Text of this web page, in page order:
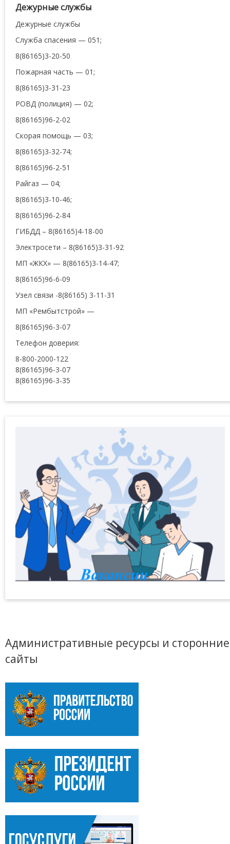
Дежурные службы
Дежурные службы
Служба спасения — 051;
8(86165)3-20-50
Пожарная часть — 01;
8(86165)3-31-23
РОВД (полиция) — 02;
8(86165)96-2-02
Скорая помощь — 03;
8(86165)3-32-74;
8(86165)96-2-51
Райгаз — 04;
8(86165)3-10-46;
8(86165)96-2-84
ГИБДД – 8(86165)4-18-00
Электросети – 8(86165)3-31-92
МП «ЖКХ» — 8(86165)3-14-47;
8(86165)96-6-09
Узел связи -8(86165) 3-11-31
МП «Рембытстрой» —
8(86165)96-3-07
Телефон доверия:
8-800-2000-122
8(86165)96-3-07
8(86165)96-3-35
Административные ресурсы и сторонние
сайты